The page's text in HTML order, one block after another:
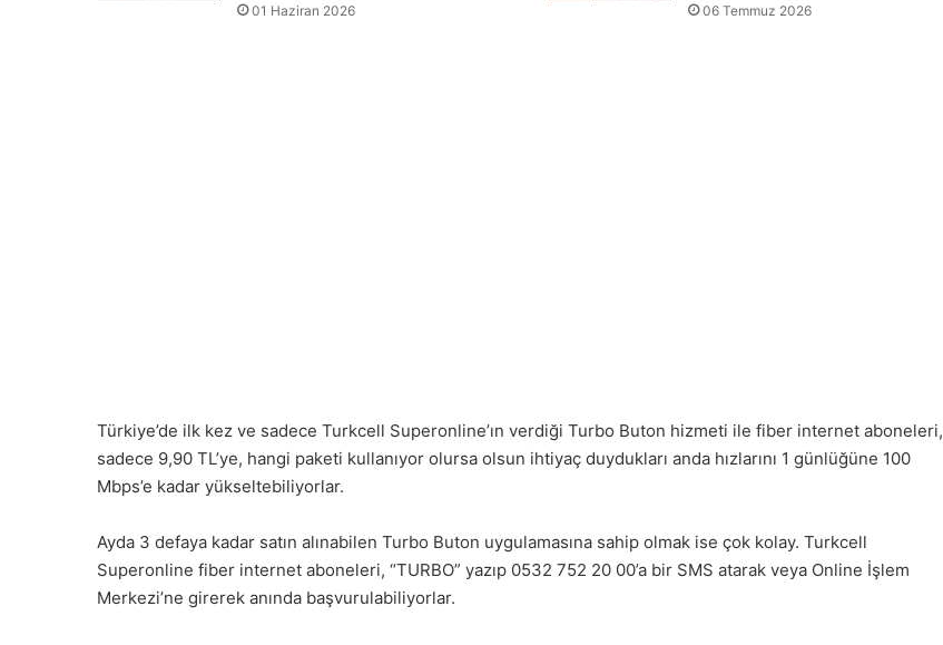
01 Haziran 2026 06 Temmuz 2026
Türkiye’de ilk kez ve sadece Turkcell Superonline’ın verdiği Turbo Buton hizmeti ile fiber internet aboneleri,
sadece 9,90 TL’ye, hangi paketi kullanıyor olursa olsun ihtiyaç duydukları anda hızlarını 1 günlüğüne 100
Mbps’e kadar yükseltebiliyorlar.
Ayda 3 defaya kadar satın alınabilen Turbo Buton uygulamasına sahip olmak ise çok kolay. Turkcell
Superonline fiber internet aboneleri, “TURBO” yazıp 0532 752 20 00’a bir SMS atarak veya Online İşlem
Merkezi’ne girerek anında başvurulabiliyorlar.